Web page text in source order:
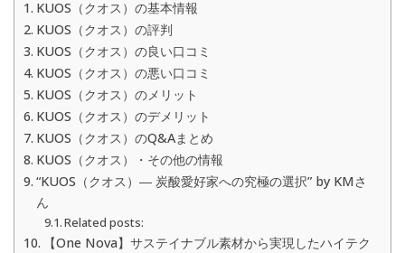
KUOS（クオス）の基本情報
KUOS（クオス）の評判
KUOS（クオス）の良い口コミ
KUOS（クオス）の悪い口コミ
KUOS（クオス）のメリット
KUOS（クオス）のデメリット
KUOS（クオス）のQ&Aまとめ
KUOS（クオス）・その他の情報
“KUOS（クオス）― 炭酸愛好家への究極の選択” by KMさ
ん
Related posts:
【One Nova】サステイナブル素材から実現したハイテク